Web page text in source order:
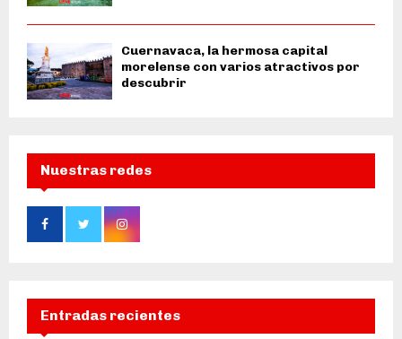
Cuernavaca, la hermosa capital
morelense con varios atractivos por
descubrir
Nuestras redes
Entradas recientes